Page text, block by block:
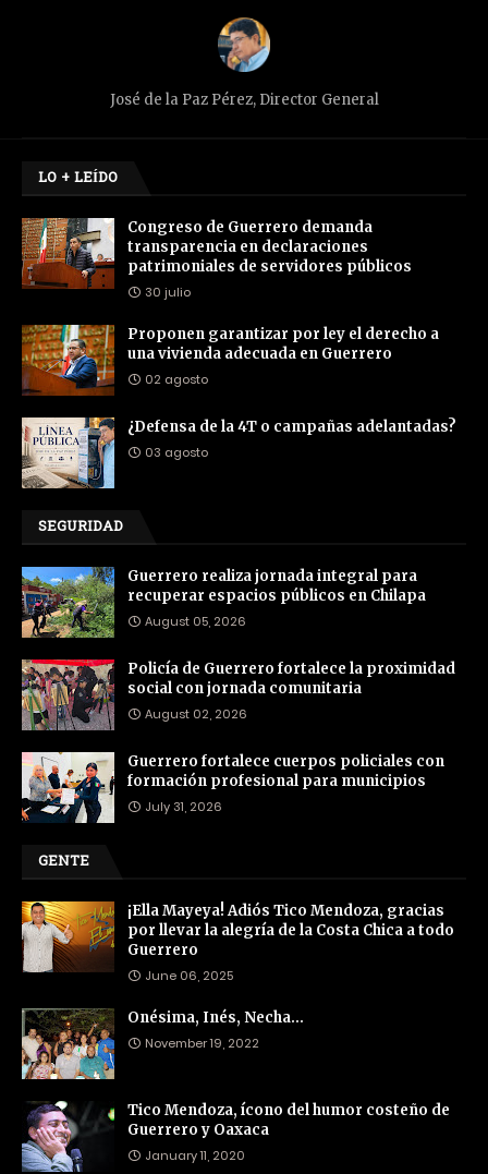
José de la Paz Pérez, Director General
LO + LEÍDO
Congreso de Guerrero demanda
transparencia en declaraciones
patrimoniales de servidores públicos
30 julio
Proponen garantizar por ley el derecho a
una vivienda adecuada en Guerrero
02 agosto
¿Defensa de la 4T o campañas adelantadas?
03 agosto
SEGURIDAD
Guerrero realiza jornada integral para
recuperar espacios públicos en Chilapa
August 05, 2026
Policía de Guerrero fortalece la proximidad
social con jornada comunitaria
August 02, 2026
Guerrero fortalece cuerpos policiales con
formación profesional para municipios
July 31, 2026
GENTE
¡Ella Mayeya! Adiós Tico Mendoza, gracias
por llevar la alegría de la Costa Chica a todo
Guerrero
June 06, 2025
Onésima, Inés, Necha…
November 19, 2022
Tico Mendoza, ícono del humor costeño de
Guerrero y Oaxaca
January 11, 2020